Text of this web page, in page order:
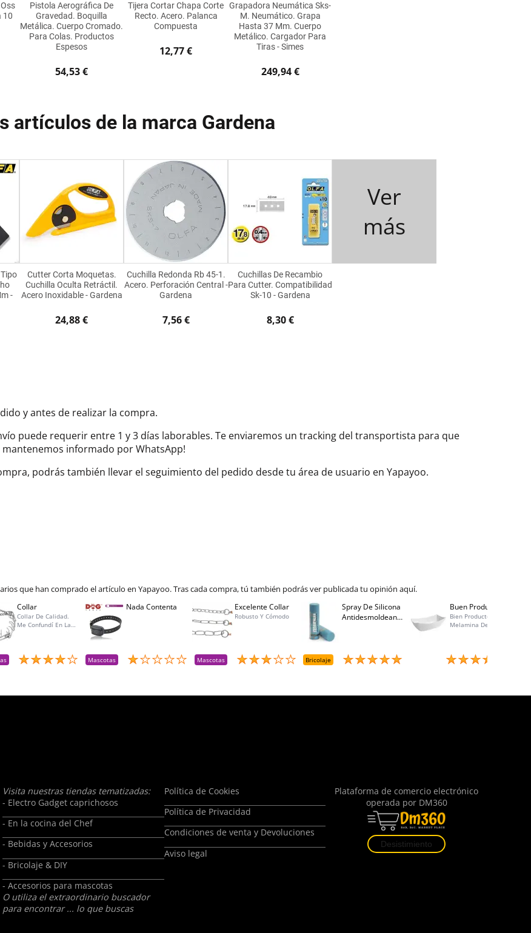
10
Pistola Aerográfica De
Gravedad. Boquilla
Metálica. Cuerpo Cromado.
Para Colas. Productos
Espesos
54,53 €
Tijera Cortar Chapa Corte
Recto. Acero. Palanca
Compuesta
12,77 €
Grapadora Neumática Sks-
M. Neumático. Grapa
Hasta 37 Mm. Cuerpo
Metálico. Cargador Para
Tiras - Simes
249,94 €
artículos de la marca Gardena
-
Cutter Corta Moquetas.
Cuchilla Oculta Retráctil.
Acero Inoxidable - Gardena
24,88 €
Cuchilla Redonda Rb 45-1.
Acero. Perforación Central -
Gardena
7,56 €
Cuchillas De Recambio
Para Cutter. Compatibilidad
Sk-10 - Gardena
8,30 €
Ver
más
y antes de realizar la compra.
puede requerir entre 1 y 3 días laborables. Te enviaremos un tracking del transportista para que
informado por WhatsApp!
podrás también llevar el seguimiento del pedido desde tu área de usuario en Yapayoo.
que han comprado el artículo en Yapayoo. Tras cada compra, tú también podrás ver publicada tu opinión aquí.
Collar
Collar De Calidad.
Me Confundí En La
Devolución Y Lo
Reemplacé Por La
Nada Contenta
Mascotas
Excelente Collar
Robusto Y Cómodo
Mascotas
Spray De Silicona
Antidesmoldeante
Bricolaje
Buen Producto
Bien Producto,
Melamina De
Entrega Rápida
Visita nuestras tiendas tematizadas:
- Electro Gadget caprichosos
- En la cocina del Chef
- Bebidas y Accesorios
- Bricolaje & DIY
- Accesorios para mascotas
O utiliza el extraordinario buscador
para encontrar ... lo que buscas
Política de Cookies
Política de Privacidad
Condiciones de venta y Devoluciones
Aviso legal
Plataforma de comercio electrónico
operada por DM360
Desistimiento